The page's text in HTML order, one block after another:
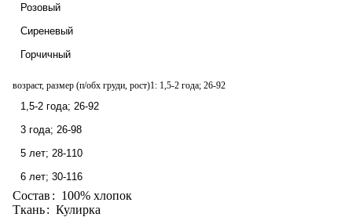
Розовый
Сиреневый
Горчичный
возраст, размер (п/обх груди, рост)1: 1,5-2 года; 26-92
1,5-2 года; 26-92
3 года; 26-98
5 лет; 28-110
6 лет; 30-116
Состав: 100% хлопок
Ткань: Кулирка